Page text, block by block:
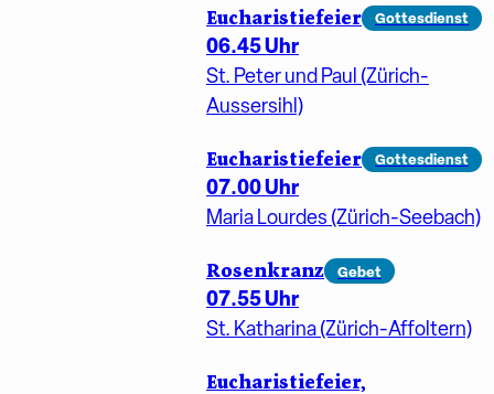
Eucharistiefeier Gottesdienst
06.45 Uhr
St. Peter und Paul (Zürich-
Aussersihl)
Eucharistiefeier Gottesdienst
07.00 Uhr
Maria Lourdes (Zürich-Seebach)
Rosenkranz Gebet
07.55 Uhr
St. Katharina (Zürich-Affoltern)
Eucharistiefeier,